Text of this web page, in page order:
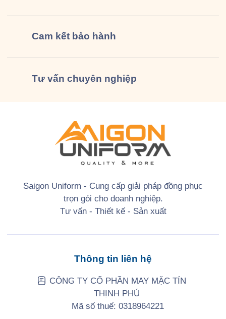
Cam kết bảo hành
Tư vấn chuyên nghiệp
Saigon Uniform - Cung cấp giải pháp đồng phục
trọn gói cho doanh nghiệp.
Tư vấn - Thiết kế - Sản xuất
Thông tin liên hệ
CÔNG TY CỔ PHẦN MAY MẶC TÍN
THỊNH PHÚ
Mã số thuế: 0318964221